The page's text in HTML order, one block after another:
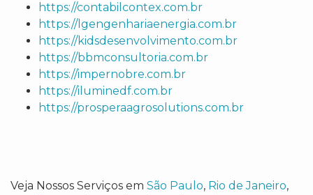
https://contabilcontex.com.br
https://lgengenhariaenergia.com.br
https://kidsdesenvolvimento.com.br
https://bbmconsultoria.com.br
https://impernobre.com.br
https://iluminedf.com.br
https://prosperaagrosolutions.com.br
Veja Nossos Serviços em São Paulo, Rio de Janeiro,